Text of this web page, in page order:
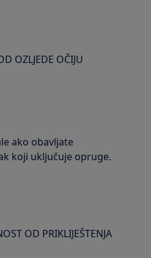
OZLJEDE OČIJU
ako obavljate
koji uključuje opruge.
OD PRIKLIJEŠTENJA